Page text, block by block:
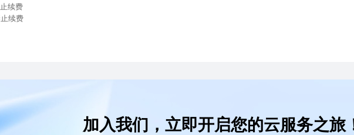
续费
止续费
加入我们，立即开启您的云服务之旅